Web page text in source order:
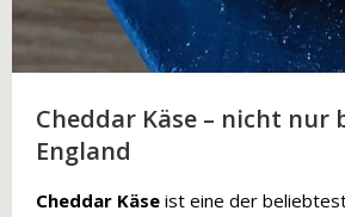
Cheddar Käse – nicht nur
England
Cheddar Käse ist eine der